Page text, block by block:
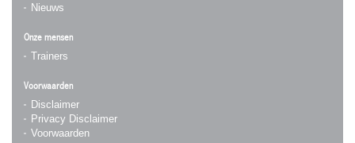
Nieuws
Onze mensen
Trainers
Voorwaarden
Disclaimer
Privacy Disclaimer
Voorwaarden